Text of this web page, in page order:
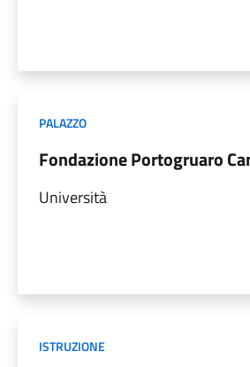
PALAZZO
Fondazione Portogruaro
Università
ISTRUZIONE